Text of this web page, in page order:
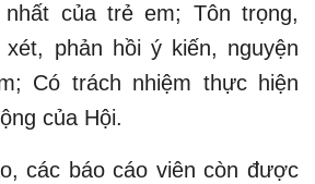
của trẻ em; Tôn trọng,
xét, phản hồi ý kiến, nguyện
Có trách nhiệm thực hiện
của Hội.
các báo cáo viên còn được